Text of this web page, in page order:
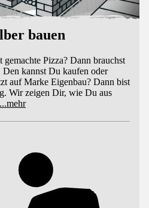
bauen
gemachte Pizza? Dann brauchst
kannst Du kaufen oder
auf Marke Eigenbau? Dann bist
Wir zeigen Dir, wie Du aus
...mehr